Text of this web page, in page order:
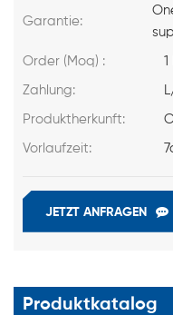
Garantie:
Order (Moq) :
Zahlung:
Produktherkunft:
Vorlaufzeit:
JETZT ANFRAGEN
Produktkatalog